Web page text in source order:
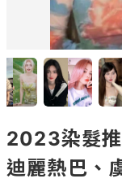
2023染髮推
迪麗熱巴、